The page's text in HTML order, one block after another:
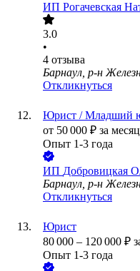
ИП Рогачевская
3.0
•
4 отзыва
Барнаул, р-н
Откликнуться
Юрист / Младший
от 50 000 ₽ за
Опыт 1-3 года
ИП Добровицкая
Барнаул, р-н
Откликнуться
Юрист
80 000 – 120 000 ₽
Опыт 1-3 года